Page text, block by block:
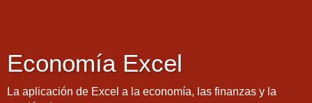
Economía Excel
La aplicación de Excel a la economía, las finanzas y la